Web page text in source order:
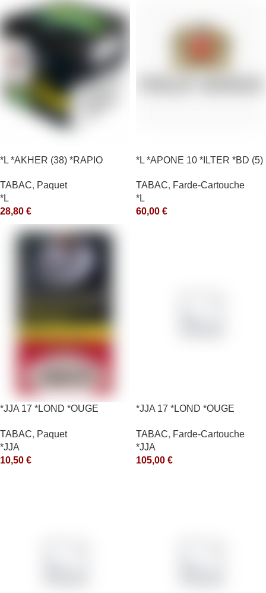
*L *AKHER (38) *RAPIO
TABAC, Paquet
*L
28,80 €
*L *APONE 10 *ILTER *BD (5)
TABAC, Farde-Cartouche
*L
60,00 €
*JJA 17 *LOND *OUGE
TABAC, Paquet
*JJA
10,50 €
*JJA 17 *LOND *OUGE
TABAC, Farde-Cartouche
*JJA
105,00 €